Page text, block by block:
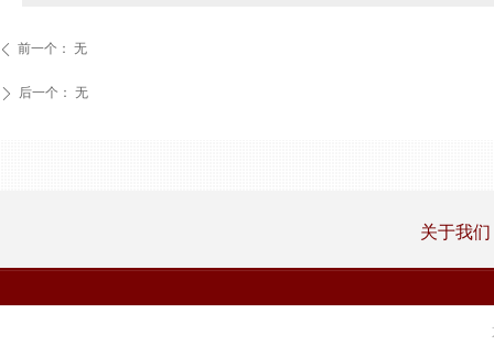
ꄴ 前一个： 无
ꄲ 后一个： 无
关于我们